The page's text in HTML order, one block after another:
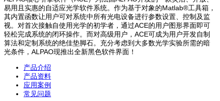
易用且实惠的自适应光学软件系统。作为基于对象的Matlab®工具箱，
其内置函数让用户可对系统中所有光电设备进行参数设置、控制及监
视。对首次接触自使用光学的初学者，通过ACE的用户图形界面即可
轻松完成系统的闭环操作。而对高级用户，ACE可成为用户开发自制
算法和定制系统的绝佳垫脚石。充分考虑到大多数光学实验所需的暗
光条件，ALPAO现推出全新黑色软件界面！
产品介绍
产品资料
应用案例
常见问题